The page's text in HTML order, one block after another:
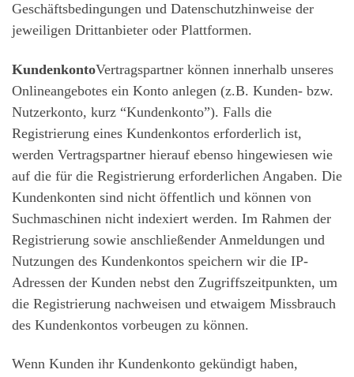
Geschäftsbedingungen und Datenschutzhinweise der
jeweiligen Drittanbieter oder Plattformen.
KundenkontoVertragspartner können innerhalb unseres
Onlineangebotes ein Konto anlegen (z.B. Kunden- bzw.
Nutzerkonto, kurz “Kundenkonto”). Falls die
Registrierung eines Kundenkontos erforderlich ist,
werden Vertragspartner hierauf ebenso hingewiesen wie
auf die für die Registrierung erforderlichen Angaben. Die
Kundenkonten sind nicht öffentlich und können von
Suchmaschinen nicht indexiert werden. Im Rahmen der
Registrierung sowie anschließender Anmeldungen und
Nutzungen des Kundenkontos speichern wir die IP-
Adressen der Kunden nebst den Zugriffszeitpunkten, um
die Registrierung nachweisen und etwaigem Missbrauch
des Kundenkontos vorbeugen zu können.
Wenn Kunden ihr Kundenkonto gekündigt haben,